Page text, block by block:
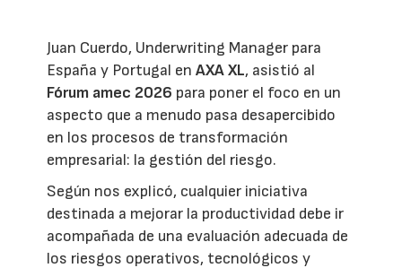
Juan Cuerdo, Underwriting Manager para
España y Portugal enAXA XL, asistió al
Fórum amec 2026 para poner el foco en un
aspecto que a menudo pasa desapercibido
en los procesos de transformación
empresarial: la gestión del riesgo.
Según nos explicó, cualquier iniciativa
destinada a mejorar la productividad debe ir
acompañada de una evaluación adecuada de
los riesgos operativos, tecnológicos y